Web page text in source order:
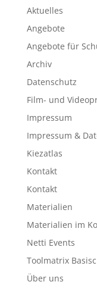
Aktuelles
Angebote
Angebote für
Archiv
Datenschutz
Film- und
Impressum
Impressum &
Kiezatlas
Kontakt
Kontakt
Materialien
Materialien im
Netti Events
Toolmatrix
Über uns